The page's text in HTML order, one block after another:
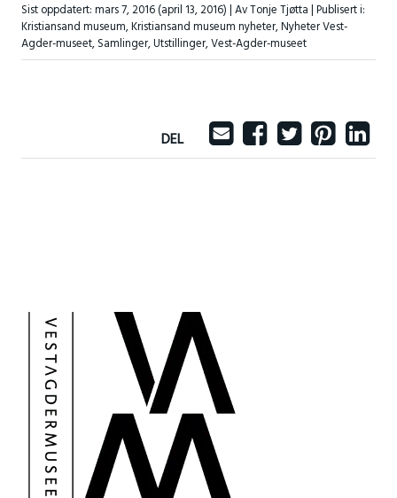
Sist oppdatert:mars 7, 2016(april 13, 2016)| Av Tonje Tjøtta |Publisert i:
Kristiansand museum,Kristiansand museum nyheter,Nyheter Vest-
Agder-museet,Samlinger,Utstillinger,Vest-Agder-museet
DEL